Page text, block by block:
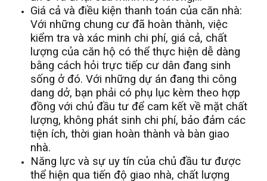
Giá cả và điều kiện thanh toán của căn nhà:
Với những chung cư đã hoàn thành, việc
kiểm tra và xác minh chi phí, giá cả, chất
lượng của căn hộ có thể thực hiện dễ dàng
bằng cách hỏi trực tiếp cư dân đang sinh
sống ở đó. Với những dự án đang thi công
dang dở, bạn phải có phụ lục kèm theo hợp
đồng với chủ đầu tư để cam kết về mặt chất
lượng, không phát sinh chi phí, bảo đảm các
tiện ích, thời gian hoàn thành và bàn giao
nhà.
Năng lực và sự uy tín của chủ đầu tư được
thể hiện qua tiến độ giao nhà, chất lượng